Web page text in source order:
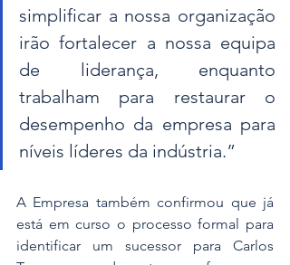
simplificar a nossa organização
irão fortalecer a nossa equipa
de liderança, enquanto
trabalham para restaurar o
desempenho da empresa para
níveis líderes da indústria.”
A Empresa também confirmou que já
está em curso o processo formal para
identificar um sucessor para Carlos